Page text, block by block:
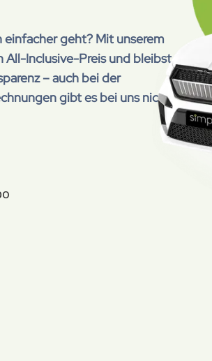
einfacher geht? Mit unserem
Inclusive-Preis und bleibst
– auch bei der
gibt es bei uns nicht.